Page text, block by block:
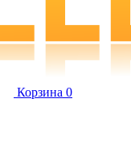
Корзина 0